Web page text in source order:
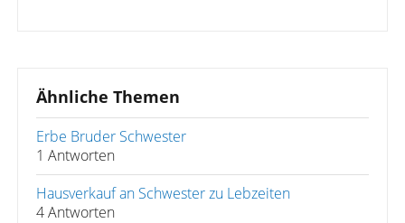
Ähnliche Themen
Erbe Bruder Schwester
1 Antworten
Hausverkauf an Schwester zu Lebzeiten
4 Antworten